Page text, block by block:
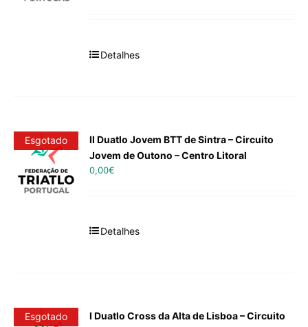
Detalhes
Esgotado
II Duatlo Jovem BTT de Sintra – Circuito
Jovem de Outono – Centro Litoral
0,00€
Detalhes
Esgotado
I Duatlo Cross da Alta de Lisboa – Circuito